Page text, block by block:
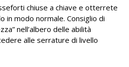
chiuse a chiave e otterrete
in modo normale. Consiglio di
nell’albero delle abilità
alle serrature di livello